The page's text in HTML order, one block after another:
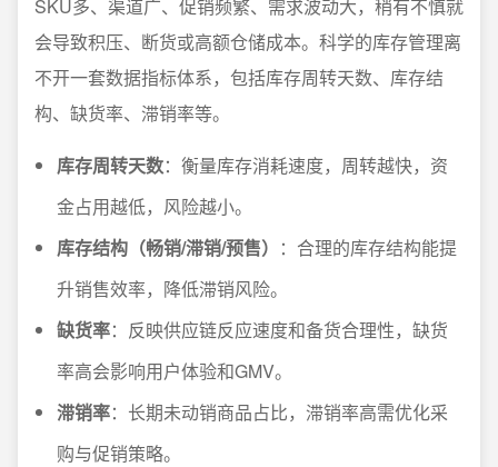
SKU多、渠道广、促销频繁、需求波动大，稍有不慎就
会导致积压、断货或高额仓储成本。科学的库存管理离
不开一套数据指标体系，包括库存周转天数、库存结
构、缺货率、滞销率等。
库存周转天数：衡量库存消耗速度，周转越快，资
金占用越低，风险越小。
库存结构（畅销/滞销/预售） ：合理的库存结构能提
升销售效率，降低滞销风险。
缺货率：反映供应链反应速度和备货合理性，缺货
率高会影响用户体验和GMV。
滞销率：长期未动销商品占比，滞销率高需优化采
购与促销策略。